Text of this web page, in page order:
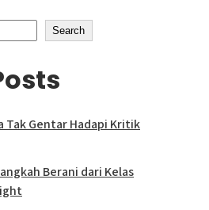
Search
Tak Gentar Hadapi Kritik
Berani dari Kelas